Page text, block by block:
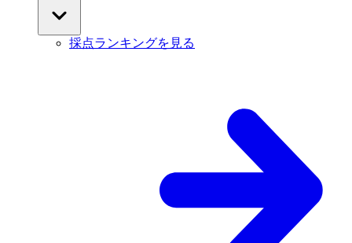
採点ランキングを見る